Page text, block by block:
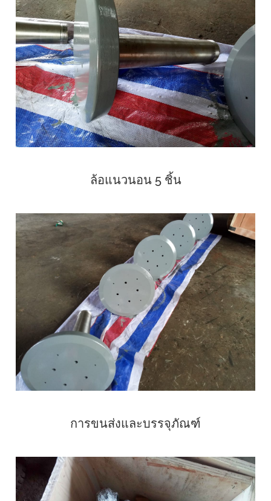
ล้อแนวนอน 5 ชิ้น
การขนส่งและบรรจุภัณฑ์